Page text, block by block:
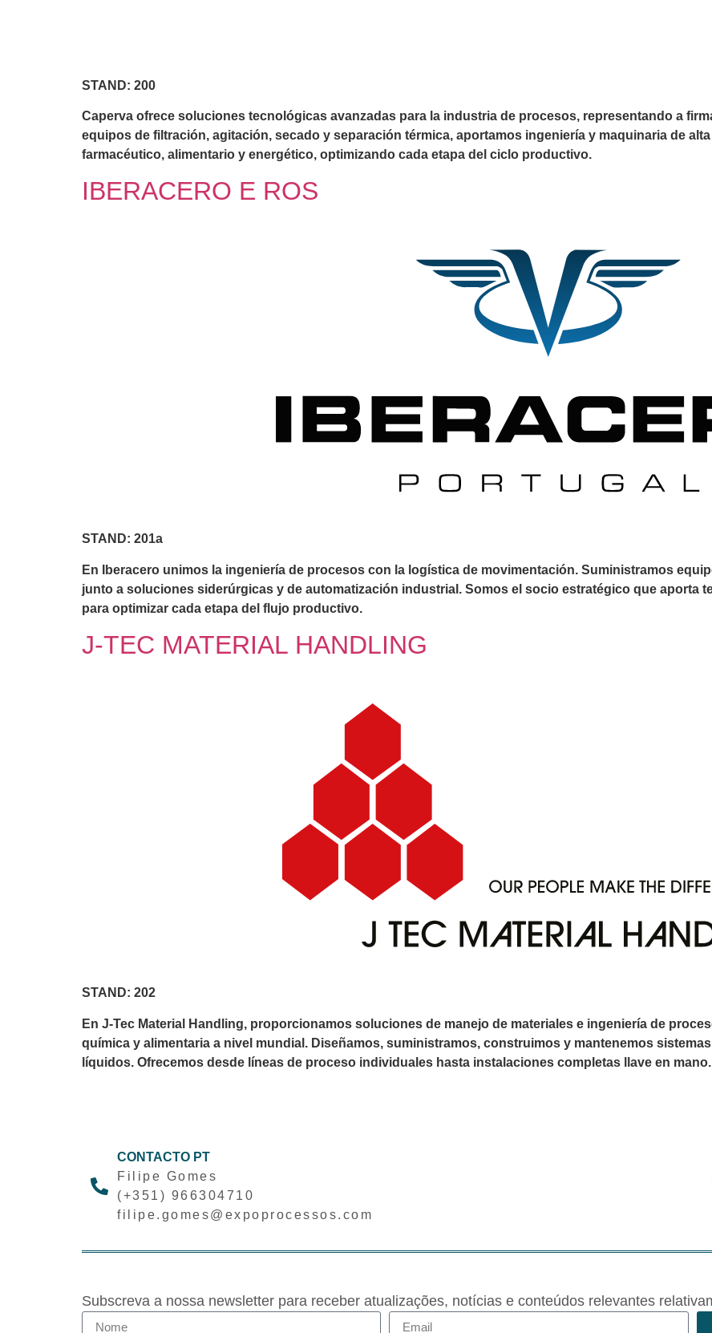
STAND: 200
Caperva ofrece soluciones tecnológicas avanzadas para la industria de procesos, representando a
equipos de filtración, agitación, secado y separación térmica, aportamos ingeniería y maquinaria de
farmacéutico, alimentario y energético, optimizando cada etapa del ciclo productivo.
IBERACERO E ROS
STAND: 201a
En Iberacero unimos la ingeniería de procesos con la logística de movimentación. Suministramos
junto a soluciones siderúrgicas y de automatización industrial. Somos el socio estratégico que aporta
para optimizar cada etapa del flujo productivo.
J-TEC MATERIAL HANDLING
STAND: 202
En J-Tec Material Handling, proporcionamos soluciones de manejo de materiales e ingeniería de
química y alimentaria a nivel mundial. Diseñamos, suministramos, construimos y mantenemos
líquidos. Ofrecemos desde líneas de proceso individuales hasta instalaciones completas llave en mano.
CONTACTO PT
Filipe Gomes
(+351) 966304710
filipe.gomes@expoprocessos.com
Subscreva a nossa newsletter para receber atualizações, notícias e conteúdos relevantes